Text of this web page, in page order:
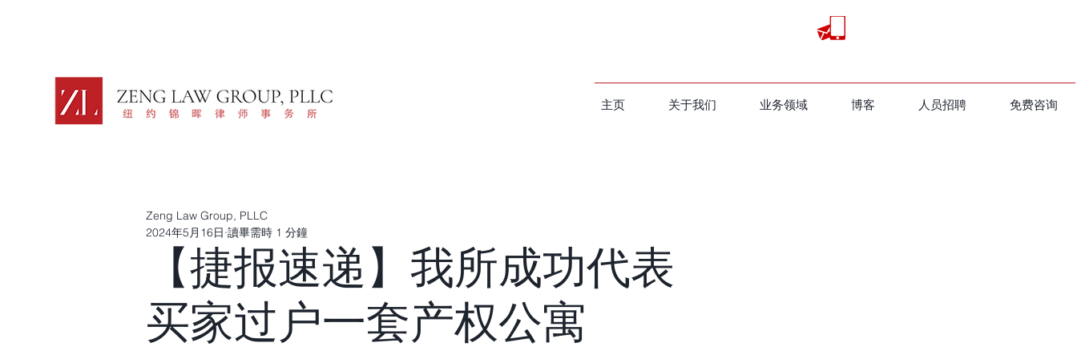
主页 关于我们 业务领域 ​博客 人员招聘 免费咨询
【捷报速递】我所成功代表
买家过户一套产权公寓
Zeng Law Group, PLLC
2024年5月16日 讀畢需時 1 分鐘